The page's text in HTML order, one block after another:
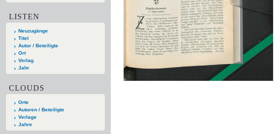
LISTEN
Neuzugänge
Titel
Autor / Beteiligte
Ort
Verlag
Jahr
CLOUDS
Orte
Autoren / Beteiligte
Verlage
Jahre